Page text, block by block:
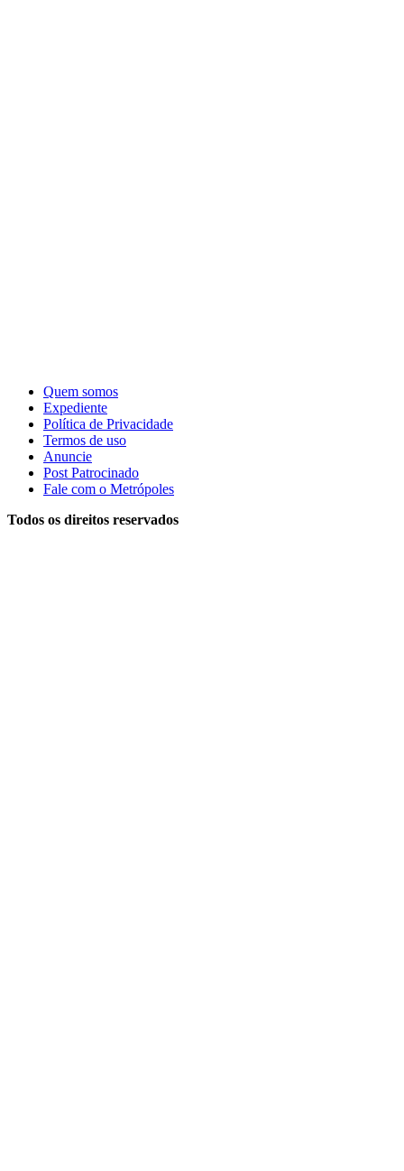
Quem somos
Expediente
Política de Privacidade
Termos de uso
Anuncie
Post Patrocinado
Fale com o Metrópoles
Todos os direitos reservados